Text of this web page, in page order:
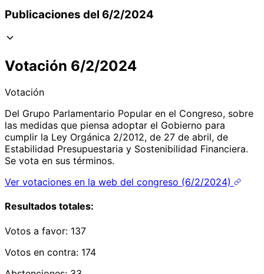
Publicaciones del 6/2/2024
Votación 6/2/2024
Votación
Del Grupo Parlamentario Popular en el Congreso, sobre
las medidas que piensa adoptar el Gobierno para
cumplir la Ley Orgánica 2/2012, de 27 de abril, de
Estabilidad Presupuestaria y Sostenibilidad Financiera.
Se vota en sus términos.
Ver votaciones en la web del congreso (6/2/2024)
Resultados totales:
Votos a favor: 137
Votos en contra: 174